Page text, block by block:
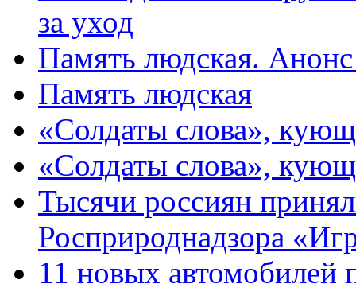
за уход
Память людская.
Память людская
«Солдаты слова»,
«Солдаты слова»,
Тысячи россиян
Росприроднадзора
11 новых автомобилей